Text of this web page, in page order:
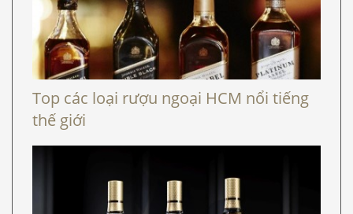
Top các loại rượu ngoại HCM nổi tiếng
thế giới